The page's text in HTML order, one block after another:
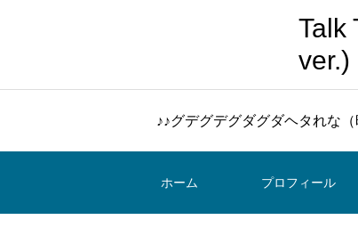
Talk
♪♪グデグデグダグダヘタれな
ホーム プロフィール